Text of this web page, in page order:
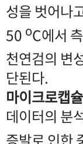
성을 벗어나
50 oC에서
천연검의 변
단된다.
마이크로캡
데이터의 분